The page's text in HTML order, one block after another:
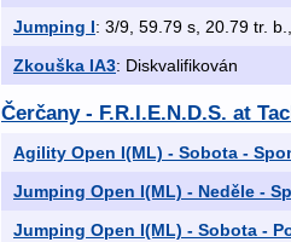
Jumping I: 3/9, 59.79 s, 20.79 tr.
Zkouška IA3: Diskvalifikován
Čerčany - F.R.I.E.N.D.S. at
Agility Open I(ML) - Sobota -
Jumping Open I(ML) - Neděle -
Jumping Open I(ML) - Sobota -